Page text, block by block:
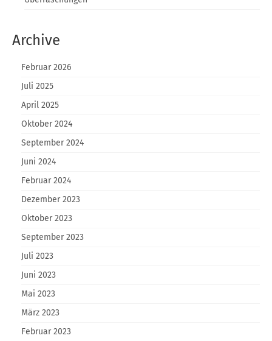
Archive
Februar 2026
Juli 2025
April 2025
Oktober 2024
September 2024
Juni 2024
Februar 2024
Dezember 2023
Oktober 2023
September 2023
Juli 2023
Juni 2023
Mai 2023
März 2023
Februar 2023